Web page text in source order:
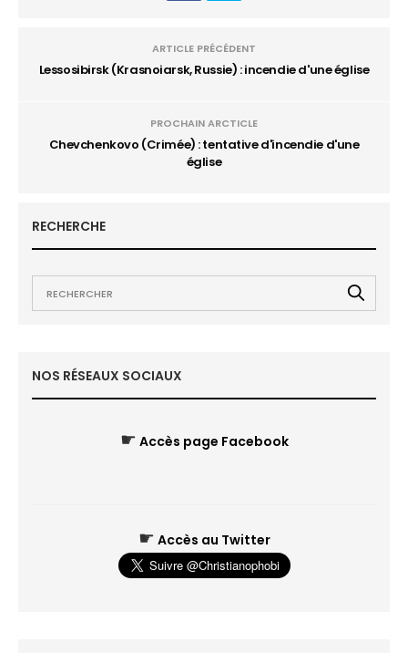
ARTICLE PRÉCÉDENT
Lessosibirsk (Krasnoiarsk, Russie) : incendie d'une église
PROCHAIN ARCTICLE
Chevchenkovo (Crimée) : tentative d'incendie d'une
église
RECHERCHE
NOS RÉSEAUX SOCIAUX
☛ Accès page Facebook
☛ Accès au Twitter